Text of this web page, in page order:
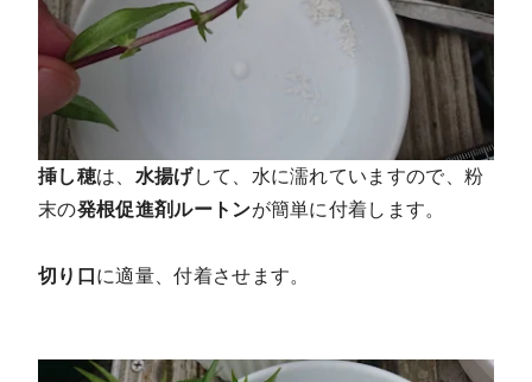
挿し穂は、 水揚げして、水に濡れていますので、粉
末の発根促進剤ルートンが簡単に付着します。
切り口 に適量、付着させます。